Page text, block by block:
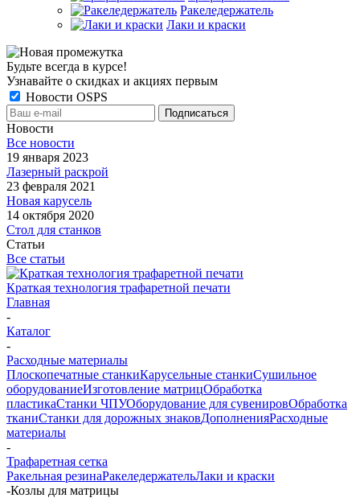
Ракеледержатель
Лаки и краски
Будьте всегда в курсе!
Узнавайте о скидках и акциях первым
Новости OSPS
Новости
Все новости
19 января 2023
Лазерный раскрой
23 февраля 2021
Новая карусель
14 октября 2020
Стол для станков
Статьи
Все статьи
Краткая технология трафаретной печати
Главная
-
Каталог
-
Расходные материалы
Плоскопечатные станкиКарусельные станкиСушильное
оборудованиеИзготовление матрицОбработка
пластикаСтанки ЧПУОборудование для сувенировОбработка
тканиСтанки для дорожных знаковДополненияРасходные
материалы
-
Трафаретная сетка
Ракельная резинаРакеледержательЛаки и краски
-Козлы для матрицы